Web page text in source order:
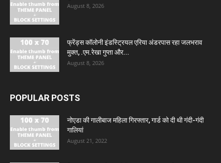
August 8, 2026
फ्रेंड्स कॉलोनी इंडस्ट्रियल एरिया अंडरपास रहा जलभराव
मुक्त, .एम.रेखा गुप्ता और...
August 8, 2026
POPULAR POSTS
नोएडा की गालीबाज महिला गिरफ्तार, गार्ड को दी थी गंदी-गंदी
गालियां
August 21, 2022